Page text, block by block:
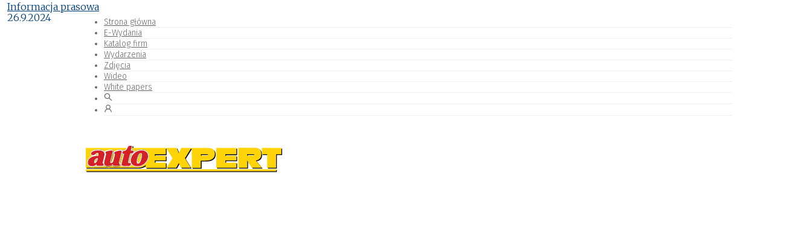
Strona główna
E-Wydania
Katalog firm
Wydarzenia
Zdjęcia
Wideo
White papers
Informacja prasowa
26.9.2024